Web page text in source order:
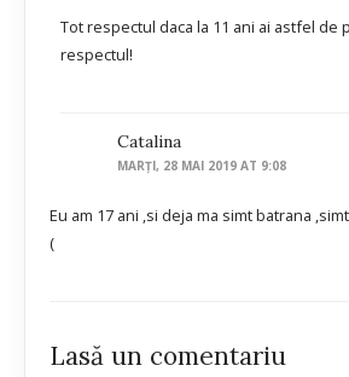
Tot respectul daca la 11 ani ai astfel de
respectul!
Catalina
MARȚI, 28 MAI 2019 AT 9:08
Eu am 17 ani ,si deja ma simt batrana
(
Lasă un comentariu